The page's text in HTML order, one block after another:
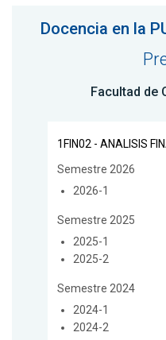
Docencia en la
Facultad de
1FIN02 - ANALISIS
Semestre 2026
2026-1
Semestre 2025
2025-1
2025-2
Semestre 2024
2024-1
2024-2